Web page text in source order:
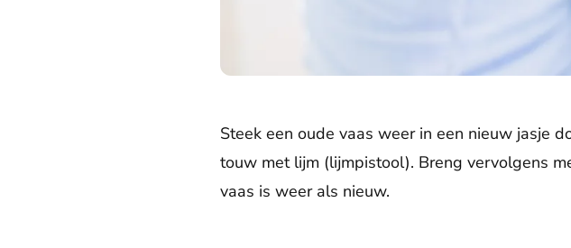
Steek een oude vaas weer in een nieuw jasje
touw met lijm (lijmpistool). Breng vervolgens
vaas is weer als nieuw.